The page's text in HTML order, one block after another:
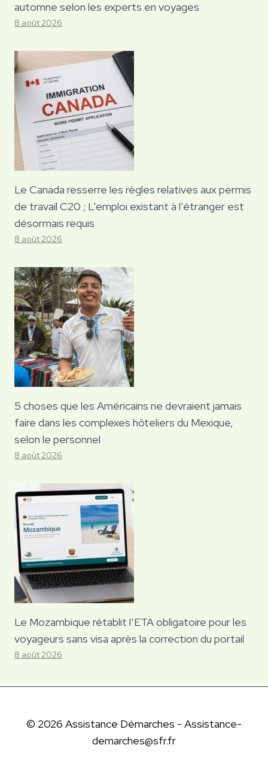
automne selon les experts en voyages
8 août 2026
Le Canada resserre les règles relatives aux permis
de travail C20 ; L’emploi existant à l’étranger est
désormais requis
8 août 2026
5 choses que les Américains ne devraient jamais
faire dans les complexes hôteliers du Mexique,
selon le personnel
8 août 2026
Le Mozambique rétablit l’ETA obligatoire pour les
voyageurs sans visa après la correction du portail
8 août 2026
© 2026 Assistance Démarches - Assistance-
demarches@sfr.fr